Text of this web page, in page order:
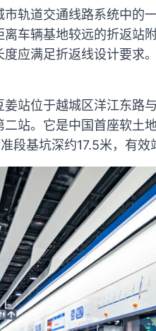
市轨道交通线路系统中的
离车辆基地较远的折返站
度应满足折返线设计要求
姜站位于越城区洋江东路
二站。它是中国首座软土
段基坑深约17.5米，有效